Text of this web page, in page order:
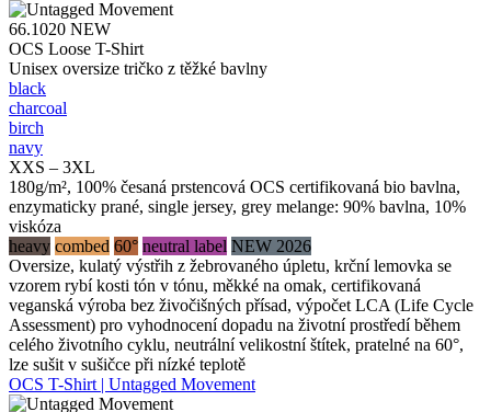
66.1020 NEW
OCS Loose T-Shirt
Unisex oversize tričko z těžké bavlny
black
charcoal
birch
navy
XXS – 3XL
180g/m², 100% česaná prstencová OCS certifikovaná bio bavlna,
enzymaticky prané, single jersey, grey melange: 90% bavlna, 10%
viskóza
heavy combed 60° neutral label NEW 2026
Oversize, kulatý výstřih z žebrovaného úpletu, krční lemovka se
vzorem rybí kosti tón v tónu, měkké na omak, certifikovaná
veganská výroba bez živočišných přísad, výpočet LCA (Life Cycle
Assessment) pro vyhodnocení dopadu na životní prostředí během
celého životního cyklu, neutrální velikostní štítek, pratelné na 60°,
lze sušit v sušičce při nízké teplotě
OCS T-Shirt | Untagged Movement